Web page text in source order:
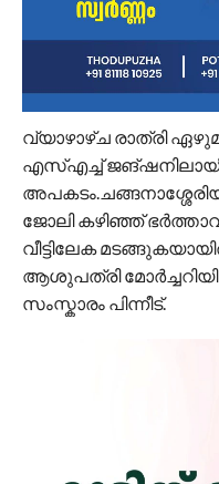
വ്യാഴാഴ്ച രാത്രി
എസ്എച്ച്
ജോലി കഴിഞ്ഞ്
വീട്ടിലേക
ആശുപത്രി
സംസ്കാരം പിന്നീട്.